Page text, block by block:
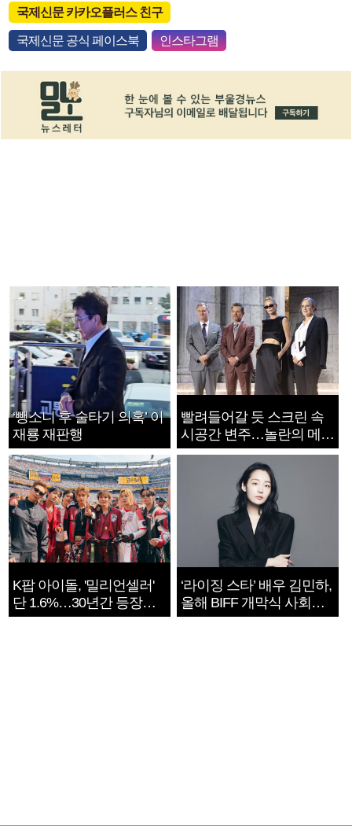
국제신문 카카오플러스 친구
국제신문 공식 페이스북 인스타그램
‘뺑소니 후 술타기 의혹’ 이
재룡 재판행
빨려들어갈 듯 스크린 속
시공간 변주…놀란의 메시
지는 ‘전쟁 속죄’
K팝 아이돌, '밀리언셀러'
단 1.6%…30년간 등장
1182개팀 전수조사
‘라이징 스타’ 배우 김민하,
올해 BIFF 개막식 사회자
확정